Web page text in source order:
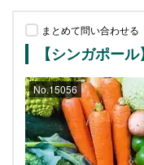
まとめて問い合わせる
【シンガポー
No.15056